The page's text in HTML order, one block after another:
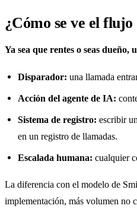
¿Cómo se ve el
Ya sea que rentes o seas
Disparador: una llamada
Acción del agente de IA:
Sistema de registro: escribir
en un registro de llamadas.
Escalada humana: cualquier
La diferencia con el modelo de
implementación, más volumen no